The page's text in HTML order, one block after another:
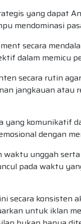
yang dapat
mendominasi
secara
dalam memicu
secara rutin
jangkauan atau
yang komunikatif
dengan
unggah
pada waktu
secara konsisten
untuk iklan